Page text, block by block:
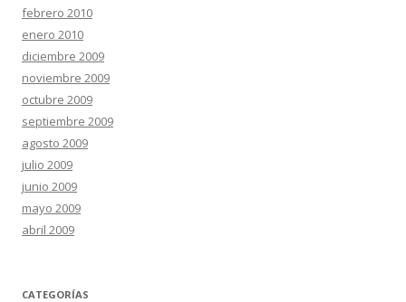
febrero 2010
enero 2010
diciembre 2009
noviembre 2009
octubre 2009
septiembre 2009
agosto 2009
julio 2009
junio 2009
mayo 2009
abril 2009
CATEGORÍAS